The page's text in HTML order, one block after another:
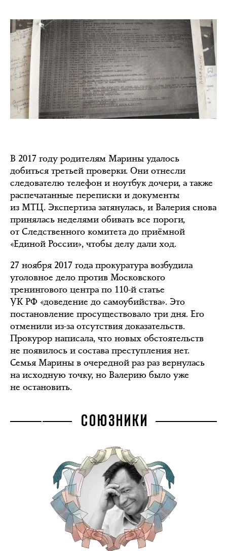
В 2017 году родителям Марины удалось
добиться третьей проверки. Они отнесли
следователю телефон и ноутбук дочери, а также
распечатанные переписки и документы
из МТЦ. Экспертиза затянулась, и Валерия снова
принялась неделями обивать все пороги,
от Следственного комитета до приёмной
«Единой России», чтобы делу дали ход.
27 ноября 2017 года прокуратура возбудила
уголовное дело против Московского
тренингового центра по 110-й статье
УК РФ «доведение до самоубийства». Это
постановление просуществовало три дня. Его
отменили из-за отсутствия доказательств.
Прокурор написала, что новых обстоятельств
не появилось и состава преступления нет.
Семья Марины в очередной раз раз вернулась
на исходную точку, но Валерию было уже
не остановить.
СОЮЗНИКИ